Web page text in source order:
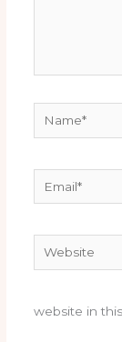
Website
website in